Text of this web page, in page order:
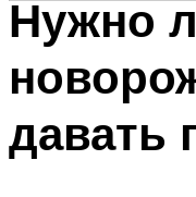
СТИЛИ ПЛАВАНЬЯ
ПЛАВАНЬЕ ДЛЯ
БАССЕЙН ДЛЯ
Нужно
давать